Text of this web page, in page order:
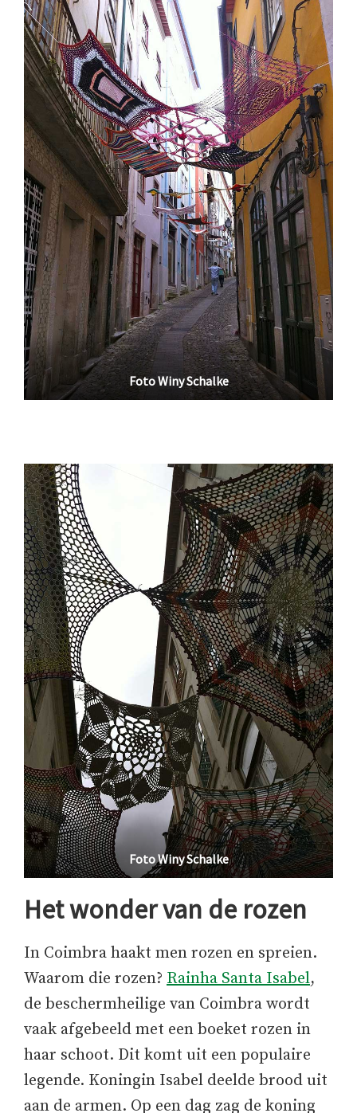
Foto Winy Schalke
Foto Winy Schalke
Het wonder van de rozen
In Coimbra haakt men rozen en spreien.
Waarom die rozen? Rainha Santa Isabel,
de beschermheilige van Coimbra wordt
vaak afgebeeld met een boeket rozen in
haar schoot. Dit komt uit een populaire
legende. Koningin Isabel deelde brood uit
aan de armen. Op een dag zag de koning